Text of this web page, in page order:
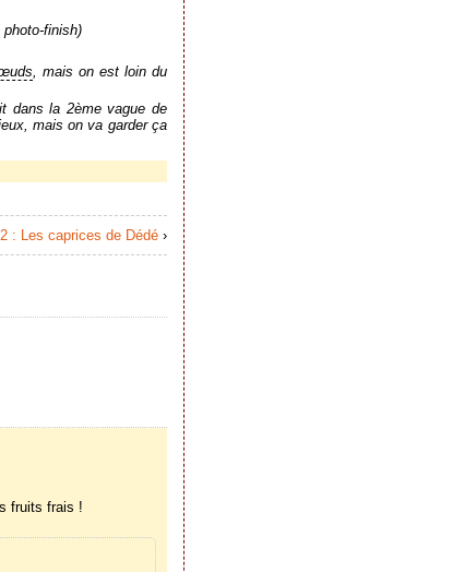
finish)
, mais on est loin du
dans la 2ème vague de
mais on va garder ça
: Les caprices de Dédé ›
fruits frais !